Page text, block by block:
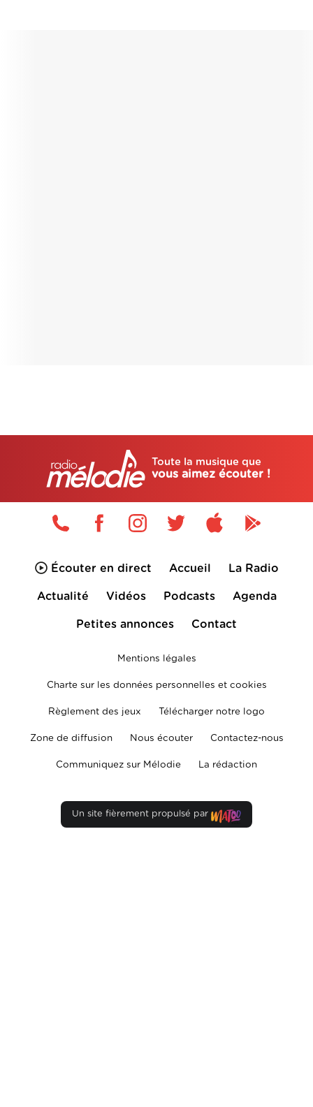
Toute la musique que
vous aimez écouter !
Écouter en direct Accueil La Radio
Actualité Vidéos Podcasts Agenda
Petites annonces Contact
Mentions légales
Charte sur les données personnelles et cookies
Règlement des jeux Télécharger notre logo
Zone de diffusion Nous écouter Contactez-nous
Communiquez sur Mélodie La rédaction
Un site fièrement propulsé par